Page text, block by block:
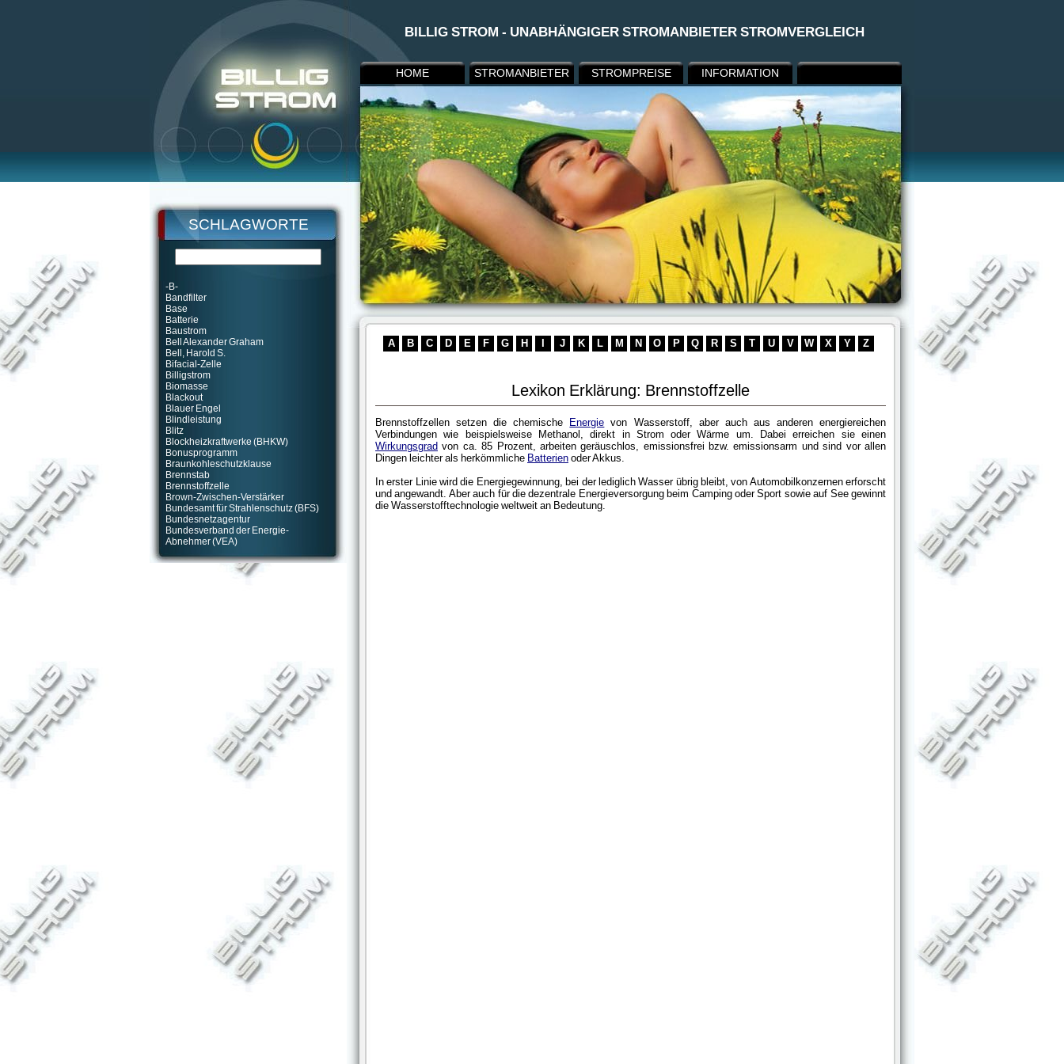
SCHLAGWORTE
-B-
Bandfilter
Base
Batterie
Baustrom
Bell Alexander Graham
Bell, Harold S.
Bifacial-Zelle
Billigstrom
Biomasse
Blackout
Blauer Engel
Blindleistung
Blitz
Blockheizkraftwerke (BHKW)
Bonusprogramm
Braunkohleschutzklause
Brennstab
Brennstoffzelle
Brown-Zwischen-Verstärker
Bundesamt für Strahlenschutz (BFS)
Bundesnetzagentur
Bundesverband der Energie-
Abnehmer (VEA)
BILLIG STROM - UNABHÄNGIGER STROMANBIETER STROMVERGLEICH
HOME STROMANBIETER STROMPREISE INFORMATION
A B C D E F G H J K L M N O P Q R S T U V W X Y Z
Lexikon Erklärung: Brennstoffzelle
Brennstoffzellen setzen die chemische Energie von Wasserstoff, aber auch aus anderen energiereichen
Verbindungen wie beispielsweise Methanol, direkt in Strom oder Wärme um. Dabei erreichen sie einen
Wirkungsgrad von ca. 85 Prozent, arbeiten geräuschlos, emissionsfrei bzw. emissionsarm und sind vor allen
Dingen leichter als herkömmliche Batterien oder Akkus.
In erster Linie wird die Energiegewinnung, bei der lediglich Wasser übrig bleibt, von Automobilkonzernen erforscht
und angewandt. Aber auch für die dezentrale Energieversorgung beim Camping oder Sport sowie auf See gewinnt
die Wasserstofftechnologie weltweit an Bedeutung.